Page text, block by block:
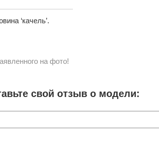
‘качель’.
на фото!
свой отзыв о модели: